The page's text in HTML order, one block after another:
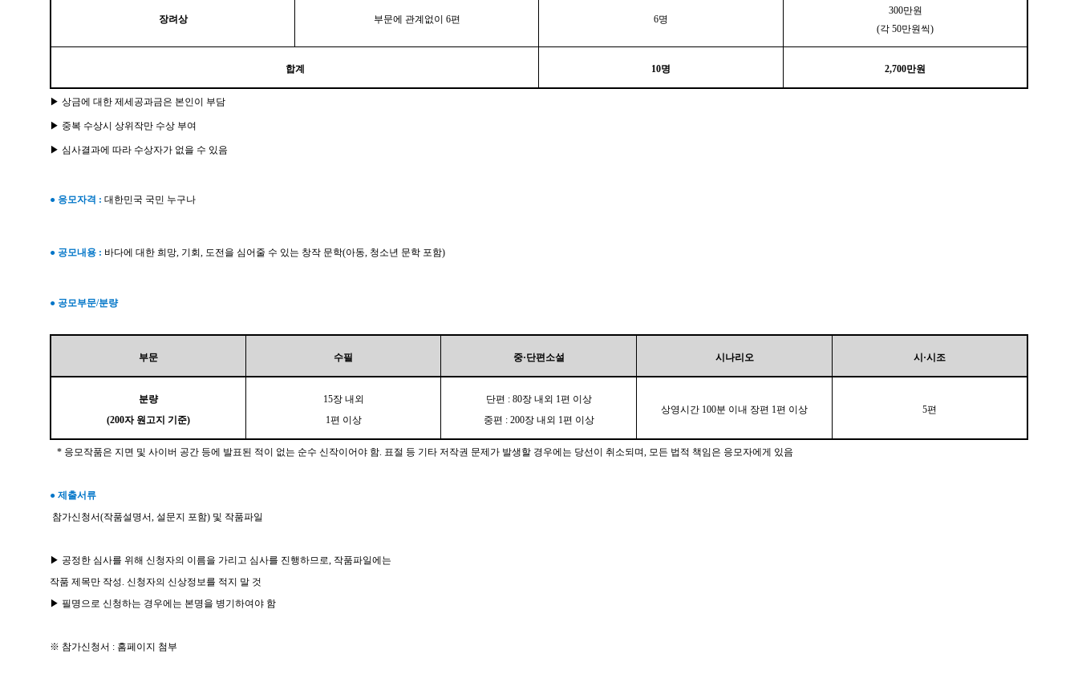
장려상 부문에 관계없이 6편 6명
300만원
(각 50만원씩)
합계 10명 2,700만원
▶ 상금에 대한 제세공과금은 본인이 부담
▶ 중복 수상시 상위작만 수상 부여
▶ 심사결과에 따라 수상자가 없을 수 있음
● 응모자격 : 대한민국 국민 누구나
● 공모내용 : 바다에 대한 희망, 기회, 도전을 심어줄 수 있는 창작 문학(아동, 청소년 문학 포함)
● 공모부문/분량
부문 수필 중·단편소설 시나리오 시·시조
분량
(200자 원고지 기준)
15장 내외
1편 이상
단편 : 80장 내외 1편 이상
중편 : 200장 내외 1편 이상
상영시간 100분 이내 장편 1편 이상 5편
* 응모작품은 지면 및 사이버 공간 등에 발표된 적이 없는 순수 신작이어야 함. 표절 등 기타 저작권 문제가 발생할 경우에는 당선이 취소되며, 모든 법적 책임은 응모자에게 있음
● 제출서류
참가신청서(작품설명서, 설문지 포함) 및 작품파일
▶ 공정한 심사를 위해 신청자의 이름을 가리고 심사를 진행하므로, 작품파일에는
작품 제목만 작성. 신청자의 신상정보를 적지 말 것
▶ 필명으로 신청하는 경우에는 본명을 병기하여야 함
※ 참가신청서 : 홈페이지 첨부